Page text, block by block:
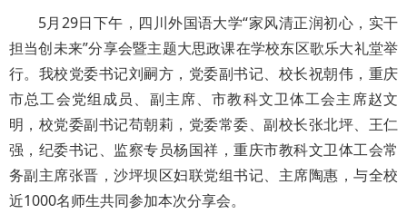
5月29日下午，四川外国语大学“家风清正润初心，实干
担当创未来”分享会暨主题大思政课在学校东区歌乐大礼堂举
行。我校党委书记刘嗣方，党委副书记、校长祝朝伟，重庆
市总工会党组成员、副主席、市教科文卫体工会主席赵文
明，校党委副书记苟朝莉，党委常委、副校长张北坪、王仁
强，纪委书记、监察专员杨国祥，重庆市教科文卫体工会常
务副主席张晋，沙坪坝区妇联党组书记、主席陶惠，与全校
近1000名师生共同参加本次分享会。